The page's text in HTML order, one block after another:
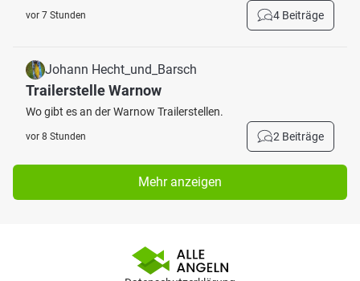
vor 7 Stunden 4 Beiträge
Johann Hecht_und_Barsch
Trailerstelle Warnow
Wo gibt es an der Warnow Trailerstellen.
vor 8 Stunden 2 Beiträge
Mehr anzeigen